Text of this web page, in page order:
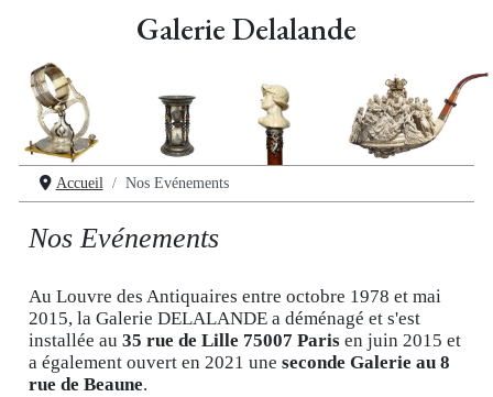
Galerie Delalande
Accueil Nos Evénements
Nos Evénements
Au Louvre des Antiquaires entre octobre 1978 et mai
2015, la Galerie DELALANDE a déménagé et s'est
installée au 35 rue de Lille 75007 Paris en juin 2015 et
a également ouvert en 2021 une seconde Galerie au 8
rue de Beaune.